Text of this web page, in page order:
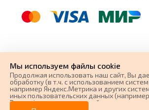
автоковрики
разработка и
поисковое продвижение сайта
Мы используем файлы cookie
Продолжая использовать наш cайт, Вы
обработку (в т.ч. с использованием
например Яндекс.Метрика и других
иных пользовательских данных
Вашем ip-адресе, сведений о